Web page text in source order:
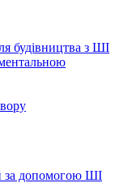
будівництва з ШІ
за допомогою ШІ